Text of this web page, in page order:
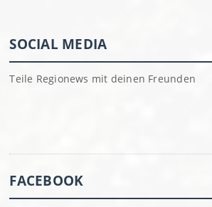
SOCIAL MEDIA
Teile Regionews mit deinen Freunden
FACEBOOK